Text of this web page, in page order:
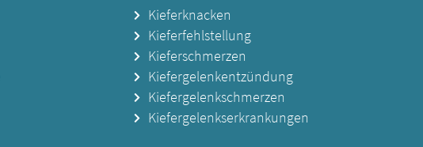
Kieferknacken
Kieferfehlstellung
Kieferschmerzen
Kiefergelenkentzündung
Kiefergelenkschmerzen
Kiefergelenkserkrankungen